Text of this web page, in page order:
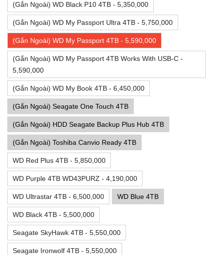
(Gắn Ngoài) WD Black P10 4TB - 5,350,000
(Gắn Ngoài) WD My Passport Ultra 4TB - 5,750,000
(Gắn Ngoài) WD My Passport 4TB - 5,590,000
(Gắn Ngoài) WD My Passport 4TB Works With USB-C -
5,590,000
(Gắn Ngoài) WD My Book 4TB - 6,450,000
(Gắn Ngoài) Seagate One Touch 4TB
(Gắn Ngoài) HDD Seagate Backup Plus Hub 4TB
(Gắn Ngoài) Toshiba Canvio Ready 4TB
WD Red Plus 4TB - 5,850,000
WD Purple 4TB WD43PURZ - 4,190,000
WD Ultrastar 4TB - 6,500,000 WD Blue 4TB
WD Black 4TB - 5,500,000
Seagate SkyHawk 4TB - 5,550,000
Seagate Ironwolf 4TB - 5,550,000